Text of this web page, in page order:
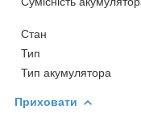
Стан
Тип
Тип акумулятора
Приховати